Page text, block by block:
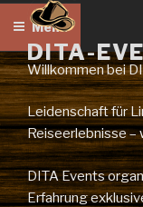
Inhalt
springenDITA-
Menü
Willkommen bei
Leidenschaft für
Reiseerlebnisse –
DITA Events
Erfahrung